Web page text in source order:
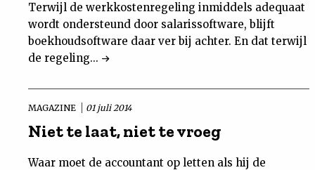
Terwijl de werkkostenregeling inmiddels adequaat
wordt ondersteund door salarissoftware, blijft
boekhoudsoftware daar ver bij achter. En dat terwijl
de regeling...
MAGAZINE 01 juli 2014
Niet te laat, niet te vroeg
Waar moet de accountant op letten als hij de